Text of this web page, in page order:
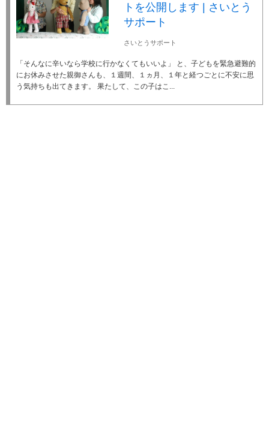
トを公開します | さいとう
サポート
さいとうサポート
「そんなに辛いなら学校に行かなくてもいいよ」 と、子どもを緊急避難的
にお休みさせた親御さんも、１週間、１ヵ月、１年と経つごとに不安に思
う気持ちも出てきます。 果たして、この子はこ...